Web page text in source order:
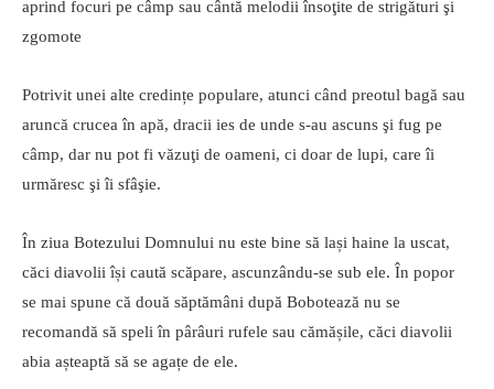
aprind focuri pe câmp sau cântă melodii însoţite de strigături şi
zgomote
Potrivit unei alte credințe populare, atunci când preotul bagă sau
aruncă crucea în apă, dracii ies de unde s-au ascuns şi fug pe
câmp, dar nu pot fi văzuţi de oameni, ci doar de lupi, care îi
urmăresc şi îi sfâşie.
În ziua Botezului Domnului nu este bine să lași haine la uscat,
căci diavolii își caută scăpare, ascunzându-se sub ele. În popor
se mai spune că două săptămâni după Bobotează nu se
recomandă să speli în pârâuri rufele sau cămășile, căci diavolii
abia așteaptă să se agațe de ele.